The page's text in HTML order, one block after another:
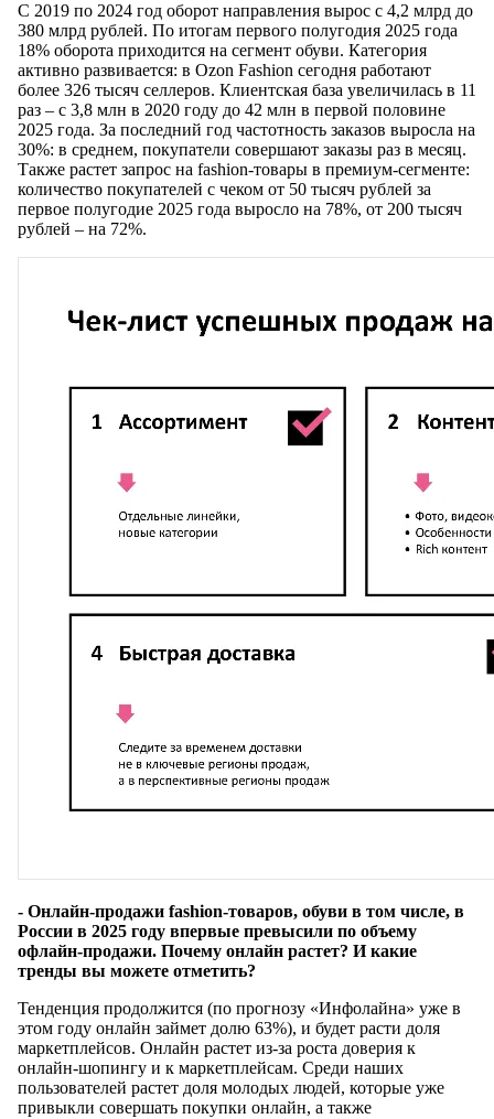
С 2019 по 2024 год оборот направления вырос с 4,2 млрд до
380 млрд рублей. По итогам первого полугодия 2025 года
18% оборота приходится на сегмент обуви. Категория
активно развивается: в Ozon Fashion сегодня работают
более 326 тысяч селлеров. Клиентская база увеличилась в 11
раз – с 3,8 млн в 2020 году до 42 млн в первой половине
2025 года. За последний год частотность заказов выросла на
30%: в среднем, покупатели совершают заказы раз в месяц.
Также растет запрос на fashion-товары в премиум-сегменте:
количество покупателей с чеком от 50 тысяч рублей за
первое полугодие 2025 года выросло на 78%, от 200 тысяч
рублей – на 72%.
- Онлайн-продажи fashion-товаров, обуви в том числе, в
России в 2025 году впервые превысили по объему
офлайн-продажи. Почему онлайн растет? И какие
тренды вы можете отметить?
Тенденция продолжится (по прогнозу «Инфолайна» уже в
этом году онлайн займет долю 63%), и будет расти доля
маркетплейсов. Онлайн растет из-за роста доверия к
онлайн-шопингу и к маркетплейсам. Среди наших
пользователей растет доля молодых людей, которые уже
привыкли совершать покупки онлайн, а также